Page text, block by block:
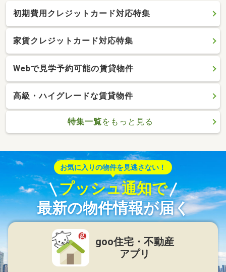
初期費用クレジットカード対応特集
家賃クレジットカード対応特集
Webで見学予約可能の賃貸物件
高級・ハイグレードな賃貸物件
特集一覧をもっと見る
お気に入りの物件を見逃さない！
プッシュ通知で
最新の物件情報が届く
goo住宅・不動産
アプリ